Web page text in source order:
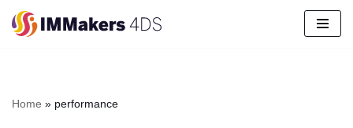
conteúdo
Home » performance